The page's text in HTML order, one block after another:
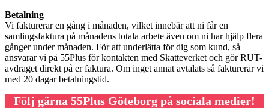
Betalning
Vi fakturerar en gång i månaden, vilket innebär att ni får en
samlingsfaktura på månadens totala arbete även om ni har hjälp flera
gånger under månaden. För att underlätta för dig som kund, så
ansvarar vi på 55Plus för kontakten med Skatteverket och gör RUT-
avdraget direkt på er faktura. Om inget annat avtalats så fakturerar vi
med 20 dagar betalningstid.
Följ gärna 55Plus Göteborg på sociala medier!